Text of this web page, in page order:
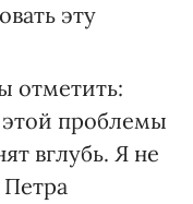
эту
отметить:
проблемы
вглубь. Я не